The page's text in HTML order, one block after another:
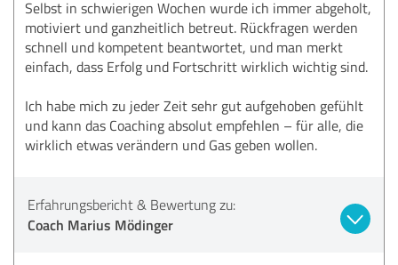
Selbst in schwierigen Wochen wurde ich immer abgeholt,
motiviert und ganzheitlich betreut. Rückfragen werden
schnell und kompetent beantwortet, und man merkt
einfach, dass Erfolg und Fortschritt wirklich wichtig sind.
Ich habe mich zu jeder Zeit sehr gut aufgehoben gefühlt
und kann das Coaching absolut empfehlen – für alle, die
wirklich etwas verändern und Gas geben wollen.
Erfahrungsbericht & Bewertung zu:
Coach Marius Mödinger